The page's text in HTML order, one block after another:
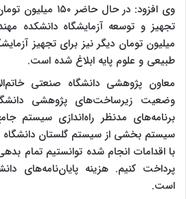
وی افزود: در حال
میلیون تومان دیگر نیز برای تجهیز
طبیعی و علوم پایه ابلاغ شده است.
معاون پژوهشی دانشگاه صنعتی
وضعیت زیرساخت‌های پژوهشی
برنامه‌های مدنظر راه‌اندازی سیستم
سیستم بخشی از سیستم گلستان
با اقدامات انجام‌ شده توانستیم تمام
پرداخت کنیم. هزینه پایان‌نامه‌های
است.